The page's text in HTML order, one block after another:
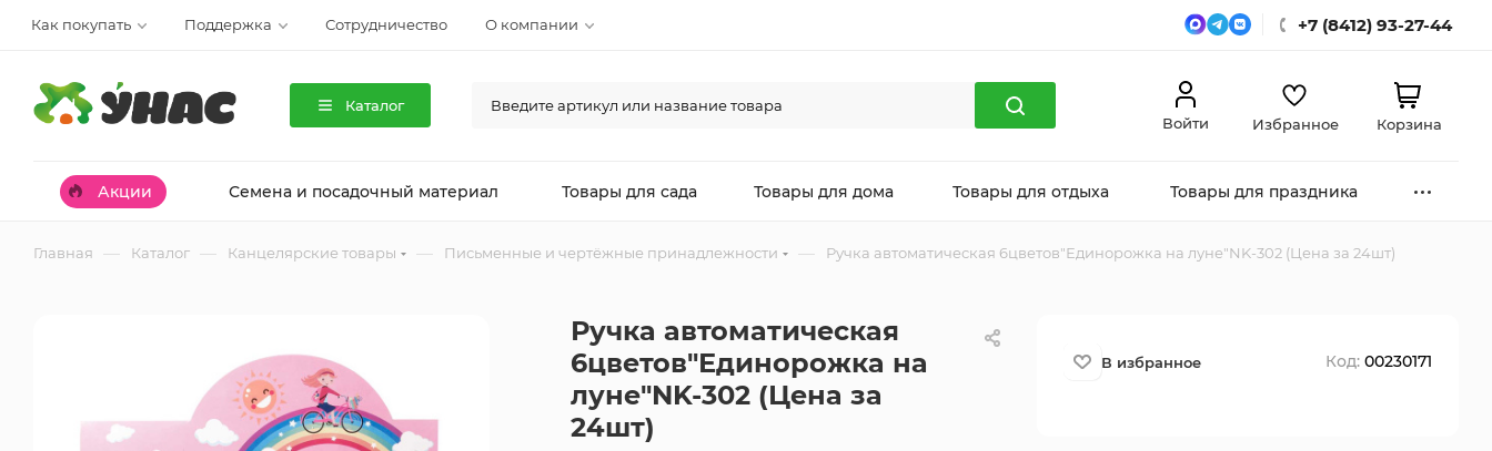
Как покупать Поддержка Сотрудничество О компании +7 (8412) 93-27-44
Каталог
Войти
Избранное Корзина
Акции Семена и посадочный материал Товары для сада Товары для дома Товары для отдыха Товары для праздника
Главная — Каталог — Канцелярские товары — Письменные и чертёжные принадлежности — Ручка автоматическая 6цветов"Единорожка на луне"NK-302 (Цена за 24шт)
Ручка автоматическая
6цветов"Единорожка на
луне"NK-302 (Цена за
24шт)
Код: 00230171